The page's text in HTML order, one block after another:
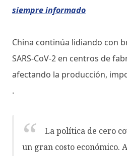
siempre informado
China continúa lidiando con
SARS-CoV-2 en centros de
afectando la producción,
.
La política de cero
un gran costo económico.